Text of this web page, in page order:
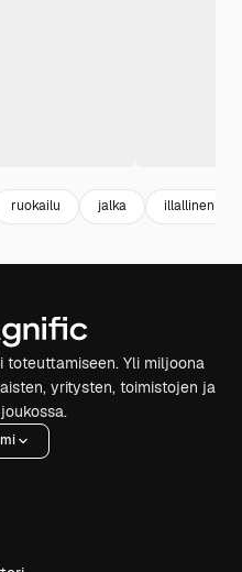
ruokailu jalka illallinen
toteuttamiseen. Yli miljoona
yritysten, toimistojen ja